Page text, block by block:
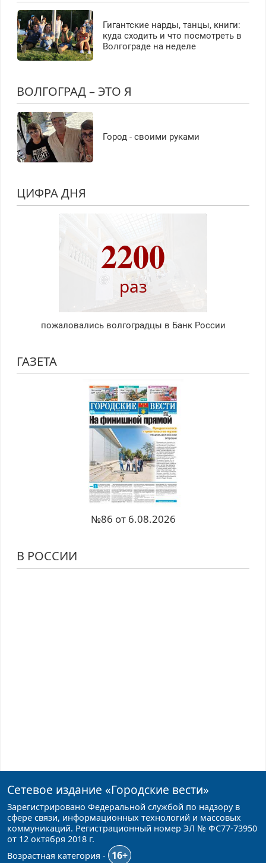
Гигантские нарды, танцы, книги:
куда сходить и что посмотреть в
Волгограде на неделе
ВОЛГОГРАД – ЭТО Я
Город - своими руками
ЦИФРА ДНЯ
2200
раз
пожаловались волгоградцы в Банк России
ГАЗЕТА
№86 от 6.08.2026
В РОССИИ
Сетевое издание «Городские вести»
Зарегистрировано Федеральной службой по надзору в
сфере связи, информационных технологий и массовых
коммуникаций. Регистрационный номер ЭЛ № ФС77-73950
от 12 октября 2018 г.
Возрастная категория -
16+